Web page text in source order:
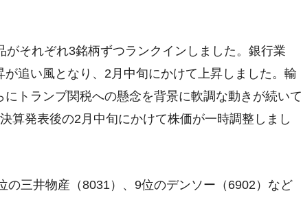
それぞれ3銘柄ずつランクインしました。銀行業
追い風となり、2月中旬にかけて上昇しました。輸
トランプ関税への懸念を背景に軟調な動きが続いて
算発表後の2月中旬にかけて株価が一時調整しまし
三井物産（8031）、9位のデンソー（6902）など